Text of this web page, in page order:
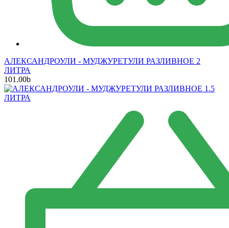
АЛЕКСАНДРОУЛИ - МУДЖУРЕТУЛИ РАЗЛИВНОЕ 2
ЛИТРА
101.00b